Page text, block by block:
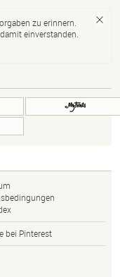
zu erinnern.
einverstanden.
bei Pinterest